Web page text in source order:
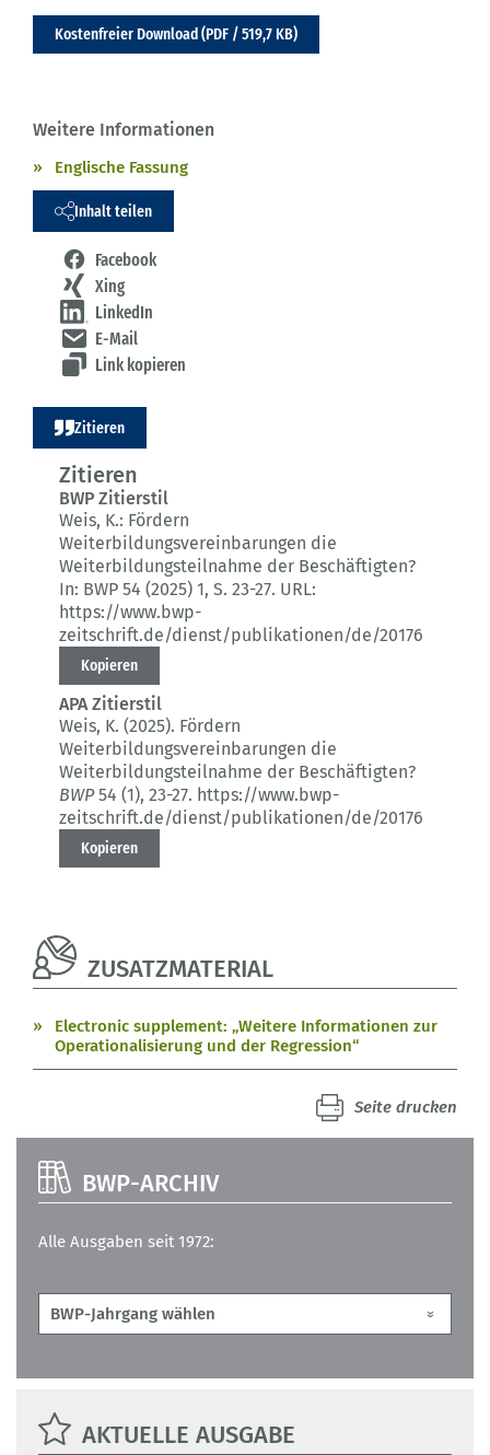
Kostenfreier Download (PDF / 519,7 KB)
Weitere Informationen
Englische Fassung
Inhalt teilen
Facebook
Xing
LinkedIn
E-Mail
Link kopieren
Zitieren
Zitieren
BWP Zitierstil
Weis, K.: Fördern
Weiterbildungsvereinbarungen die
Weiterbildungsteilnahme der Beschäftigten?
In: BWP 54 (2025) 1, S. 23-27. URL:
https://www.bwp-
zeitschrift.de/dienst/publikationen/de/20176
Kopieren
APA Zitierstil
Weis, K. (2025). Fördern
Weiterbildungsvereinbarungen die
Weiterbildungsteilnahme der Beschäftigten?
BWP54 (1), 23-27. https://www.bwp-
zeitschrift.de/dienst/publikationen/de/20176
Kopieren
ZUSATZMATERIAL
Electronic supplement: „Weitere Informationen zur
Operationalisierung und der Regression“
Seite drucken
BWP-ARCHIV
Alle Ausgaben seit 1972:
AKTUELLE AUSGABE